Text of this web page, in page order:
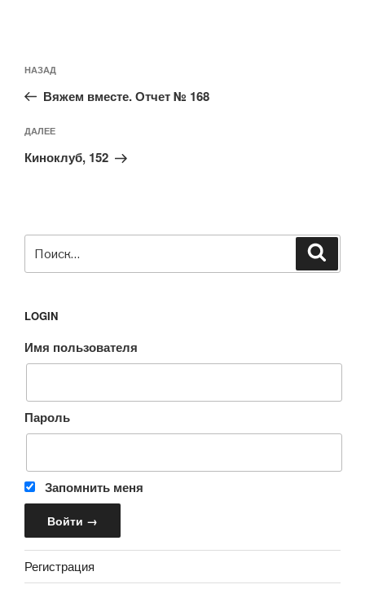
по
записям
Предыдущая
запись:
НАЗАД
Вяжем вместе. Отчет № 168
Следующая
запись
ДАЛЕЕ
Киноклуб, 152
LOGIN
Имя пользователя
Пароль
Запомнить меня
Регистрация